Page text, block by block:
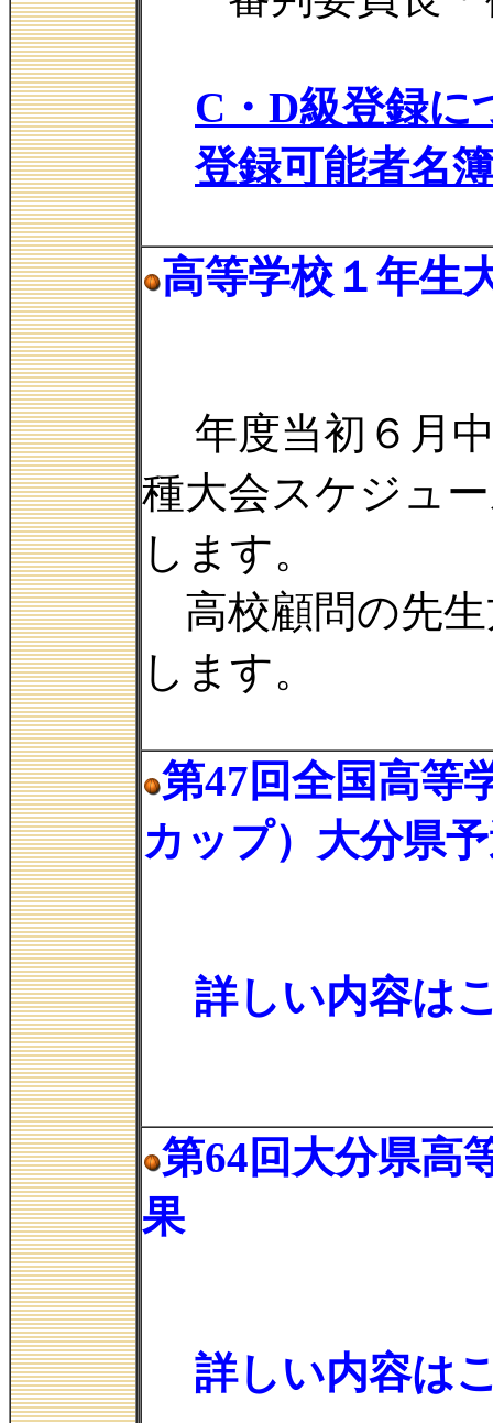
C・D級登録に
登録可能者名
高等学校１年生
年度当初６月
種大会スケジュ
します。
高校顧問の先生
します。
第47回全国高等
カップ）大分県
詳しい内容は
第64回大分県高
果
詳しい内容は